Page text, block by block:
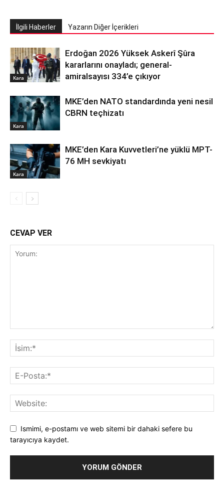
İlgili Haberler Yazarın Diğer İçerikleri
Kara
Erdoğan 2026 Yüksek Askerî Şûra
kararlarını onayladı; general-
amiralsayısı 334’e çıkıyor
Kara
MKE’den NATO standardında yeni nesil
CBRN teçhizatı
Kara
MKE’den Kara Kuvvetleri’ne yüklü MPT-
76 MH sevkiyatı
CEVAP VER
Ismimi, e-postamı ve web sitemi bir dahaki sefere bu
tarayıcıya kaydet.